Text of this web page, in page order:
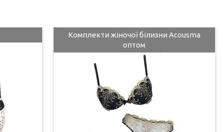
Комплекти жіночої білизни Acousma
оптом